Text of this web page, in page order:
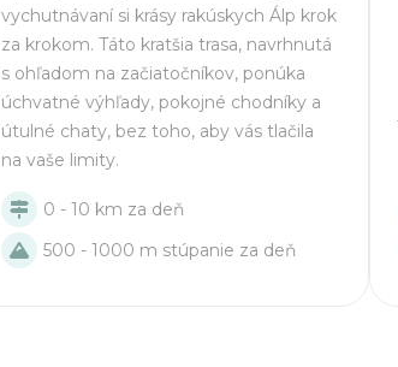
vychutnávaní si krásy rakúskych Álp krok
za krokom. Táto kratšia trasa, navrhnutá
s ohľadom na začiatočníkov, ponúka
úchvatné výhľady, pokojné chodníky a
útulné chaty, bez toho, aby vás tlačila
na vaše limity.
0 - 10 km za deň
500 - 1000 m stúpanie za deň